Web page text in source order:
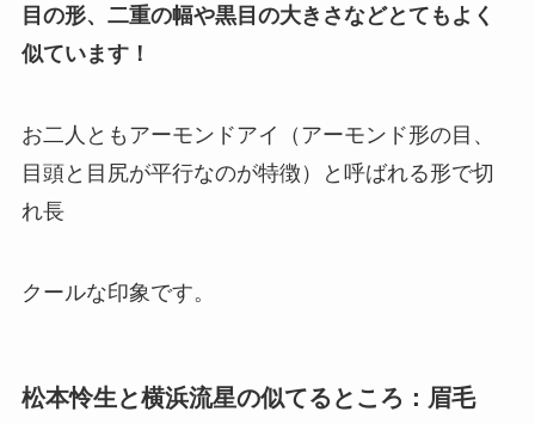
目の形、二重の幅や黒目の大きさなどとてもよく
似ています！
お二人ともアーモンドアイ（アーモンド形の目、
目頭と目尻が平行なのが特徴）と呼ばれる形で切
れ長
クールな印象です。
松本怜生と横浜流星の似てるところ：眉毛